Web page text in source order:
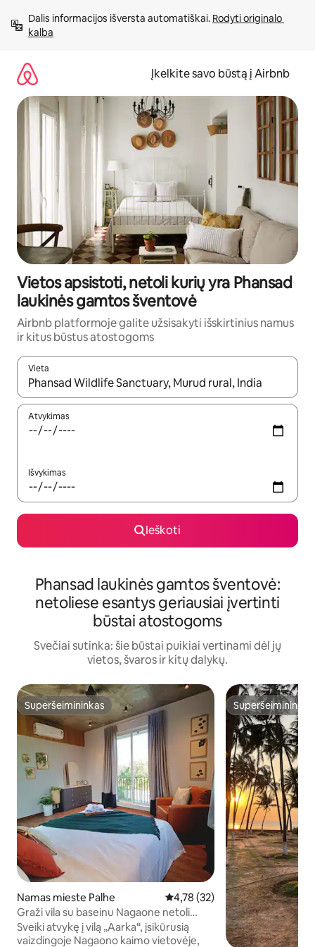
prie
turinio
Dalis informacijos išversta automatiškai. Rodyti originalo
kalba
Įkelkite savo būstą į Airbnb
Vietos apsistoti, netoli kurių yra Phansad
laukinės gamtos šventovė
Airbnb platformoje galite užsisakyti išskirtinius namus
ir kitus būstus atostogoms
Vieta
Kai pasirodys paieškos rezultatai, juos naršyti galite
Atvykimas
Išvykimas
Ieškoti
Phansad laukinės gamtos šventovė:
netoliese esantys geriausiai įvertinti
būstai atostogoms
Svečiai sutinka: šie būstai puikiai vertinami dėl jų
vietos, švaros ir kitų dalykų.
Superšeimininkas
Superšeimininkas
Namas mieste Palhe Vidutinis įvertinimas: 4,78 iš 5,
4,78 (32)
Graži vila su baseinu Nagaone netoli
paplūdimio
Sveiki atvykę į vilą „Aarka“, įsikūrusią
vaizdingoje Nagaono kaimo vietovėje,
Superšeimininkas
Superšeimininkas